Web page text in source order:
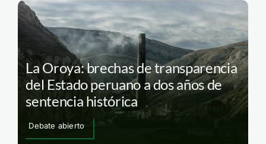
La Oroya: brechas de transparencia
del Estado peruano a dos años de
sentencia histórica
Debate abierto